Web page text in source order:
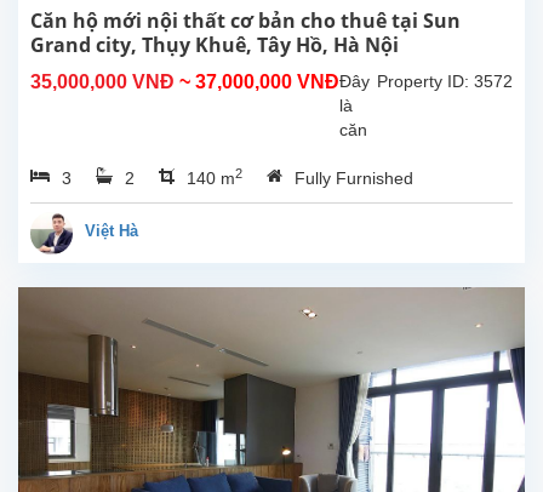
và
thiết
tuyệt
vời,...
Căn hộ mới nội thất cơ bản cho thuê tại Sun
Grand city, Thụy Khuê, Tây Hồ, Hà Nội
35,000,000 VNĐ ~ 37,000,000 VNĐ Property ID: 3572
Đây
là
căn
mới
cho
Thụy
Khuê,
Hà
Nội.
Căn
hộ
3 2 140 m2 Fully Furnished
Việt Hà